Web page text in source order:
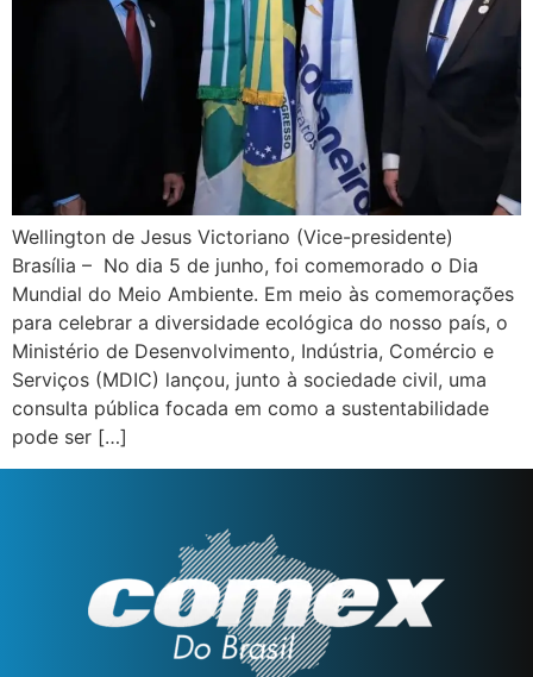
Wellington de Jesus Victoriano (Vice-presidente)
Brasília – No dia 5 de junho, foi comemorado o Dia
Mundial do Meio Ambiente. Em meio às comemorações
para celebrar a diversidade ecológica do nosso país, o
Ministério de Desenvolvimento, Indústria, Comércio e
Serviços (MDIC) lançou, junto à sociedade civil, uma
consulta pública focada em como a sustentabilidade
pode ser […]